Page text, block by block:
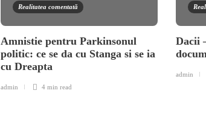
Realitatea comentată
Amnistie pentru Parkinsonul
politic: ce se da cu Stanga si se ia
cu Dreapta
admin 4 min read
Dacii
admin